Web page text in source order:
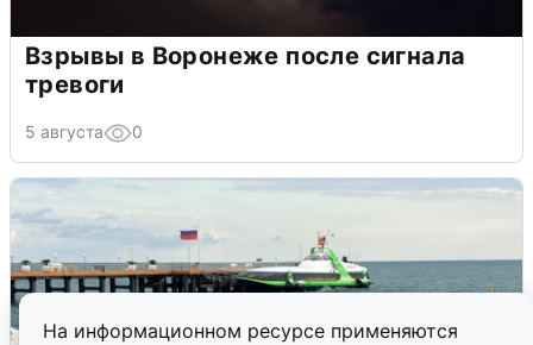
На информационном ресурсе применяются
Взрывы в Воронеже после сигнала
тревоги
5 августа 0